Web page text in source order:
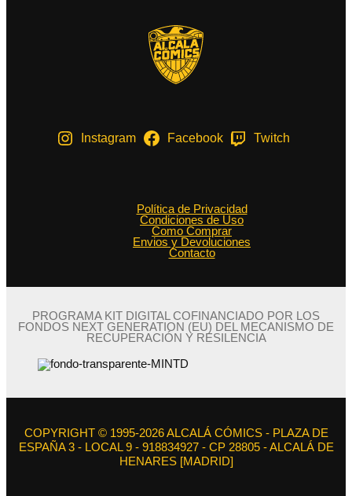
Instagram Facebook Twitch
Política de Privacidad
Condiciones de Uso
Como Comprar
Envios y Devoluciones
Contacto
PROGRAMA KIT DIGITAL COFINANCIADO POR LOS
FONDOS NEXT GENERATION (EU) DEL MECANISMO DE
RECUPERACIÓN Y RESILENCIA
COPYRIGHT © 1995-2026 ALCALÁ CÓMICS - PLAZA DE
ESPAÑA 3 - LOCAL 9 - 918834927 - CP 28805 - ALCALÁ DE
HENARES [MADRID]